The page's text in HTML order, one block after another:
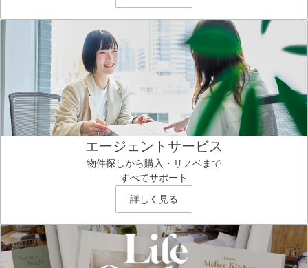
エージェントサービス
物件探しから購入・リノベまで
すべてサポート
詳しく見る